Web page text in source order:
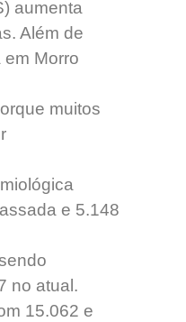
aumenta
Além de
Morro
muitos
e 5.148
no atual.
15.062 e